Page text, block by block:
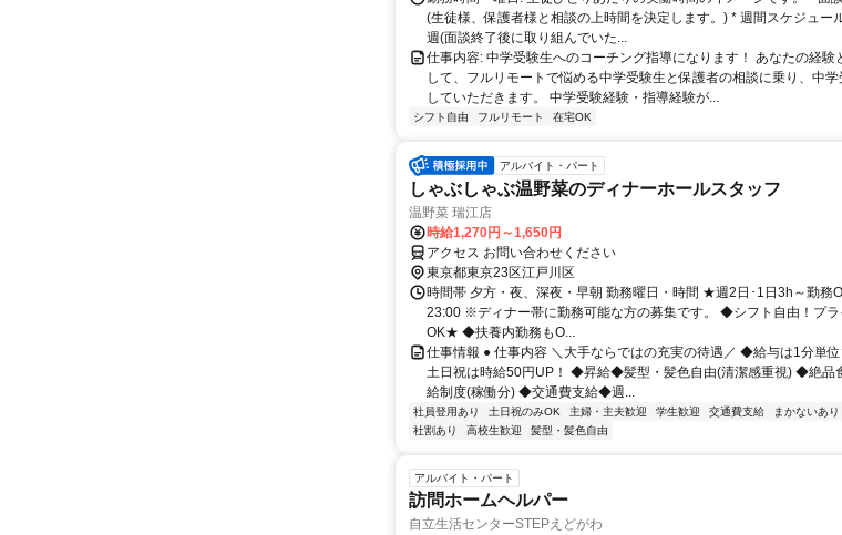
(生徒様、保護者様と相談の上時間を決定します。) * 週間スケジュー
週(面談終了後に取り組んでいた...
仕事内容: 中学受験生へのコーチング指導になります！ あなたの経験
して、フルリモートで悩める中学受験生と保護者の相談に乗り、中
していただきます。 中学受験経験・指導経験が...
シフト自由 フルリモート 在宅OK
アルバイト・パート
しゃぶしゃぶ温野菜のディナーホールスタッフ
温野菜 瑞江店
時給1,270円～1,650円
アクセス お問い合わせください
東京都東京23区江戸川区
時間帯 夕方・夜、深夜・早朝 勤務曜日・時間 ★週2日･1日3h～勤務
23:00 ※ディナー帯に勤務可能な方の募集です。 ◆シフト自由！プラ
OK★ ◆扶養内勤務もO...
仕事情報 ● 仕事内容 ＼大手ならではの充実の待遇／ ◆給与は1分単
土日祝は時給50円UP！ ◆昇給◆髪型・髪色自由(清潔感重視) ◆絶品
給制度(稼働分) ◆交通費支給◆週...
社員登用あり 土日祝のみOK 主婦・主夫歓迎 学生歓迎 交通費支給 まかないあり
社割あり
高校生歓迎 髪型・髪色自由
アルバイト・パート
訪問ホームヘルパー
自立生活センターSTEPえどがわ